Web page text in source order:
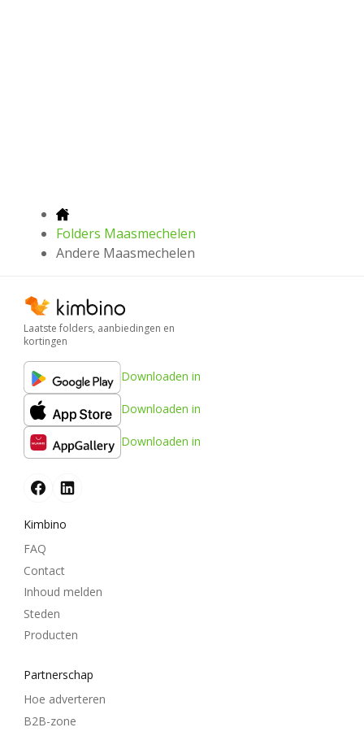
Folders Maasmechelen
Andere Maasmechelen
Laatste folders, aanbiedingen en
kortingen
Downloaden in
Downloaden in
Downloaden in
Kimbino
FAQ
Contact
Inhoud melden
Steden
Producten
Partnerschap
Hoe adverteren
B2B-zone